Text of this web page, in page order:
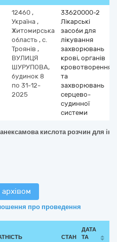
12460 ,
Україна ,
Житомирська
область , с.
Троянів ,
ВУЛИЦЯ
ШУРУПОВА,
будинок 8
по 31-12-
2025
33620000-2
Лікарські
засоби для
лікування
захворювань
крові, органів
кровотворення
та
захворювань
серцево-
судинної
системи
кислота розчин для
про проведення
СТАН
ДАТА
ТА